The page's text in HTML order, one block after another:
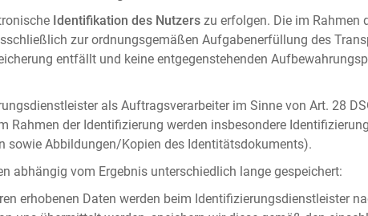
Identifikation des Nutzers zu erfolgen. Die im Rahmen
zur ordnungsgemäßen Aufgabenerfüllung des
entfällt und keine entgegenstehenden
als Auftragsverarbeiter im Sinne von Art. 28
der Identifizierung werden insbesondere
sowie Abbildungen/Kopien des Identitätsdokuments).
abhängig vom Ergebnis unterschiedlich lange gespeichert:
erhobenen Daten werden beim Identifizierungsdienstleister